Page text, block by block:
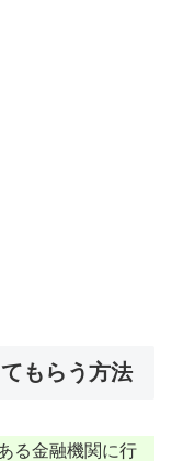
もらう方法
る金融機関に行